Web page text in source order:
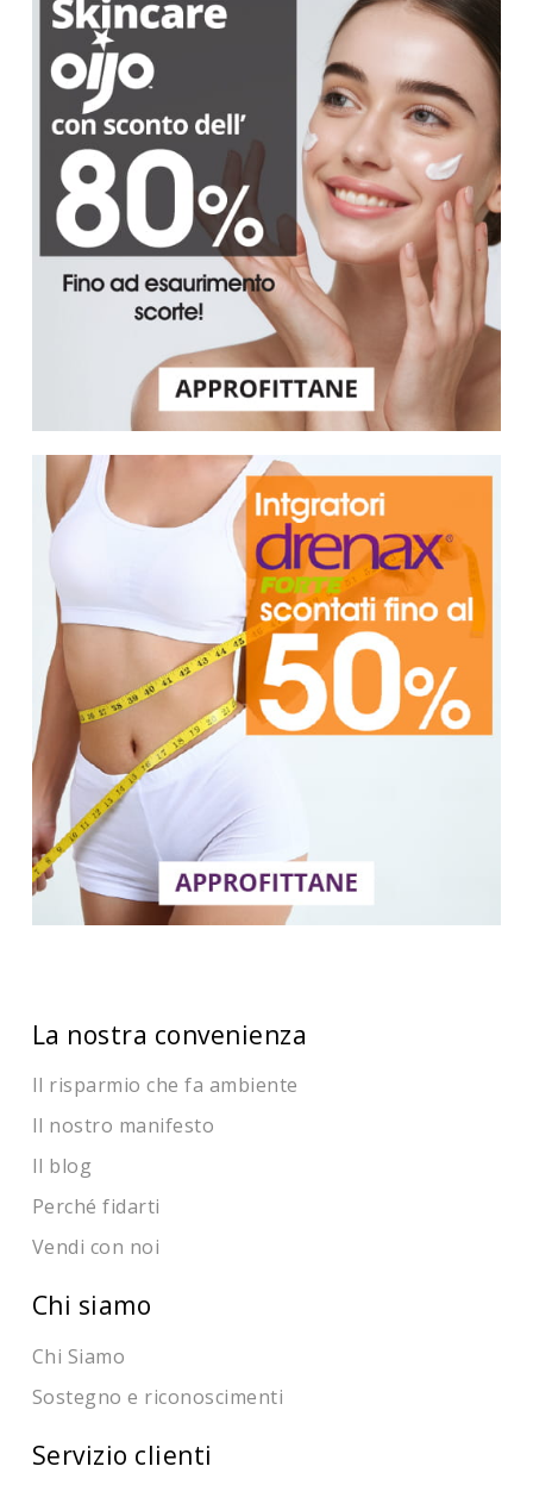
La nostra convenienza
Il risparmio che fa ambiente
Il nostro manifesto
Il blog
Perché fidarti
Vendi con noi
Chi siamo
Chi Siamo
Sostegno e riconoscimenti
Servizio clienti